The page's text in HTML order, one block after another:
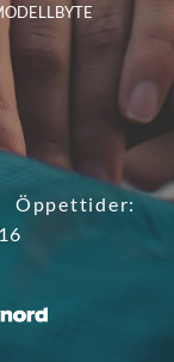
Öppettider: